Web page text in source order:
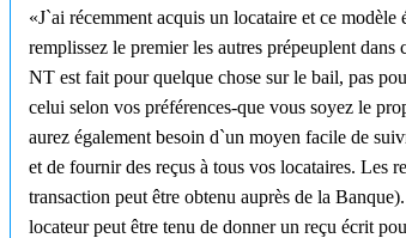
«J`ai récemment acquis un locataire et ce
remplissez le premier les autres prépeuplent
NT est fait pour quelque chose sur le bail, pas
celui selon vos préférences-que vous soyez le
aurez également besoin d`un moyen facile de
et de fournir des reçus à tous vos locataires. Les
transaction peut être obtenu auprès de la
locateur peut être tenu de donner un reçu écrit